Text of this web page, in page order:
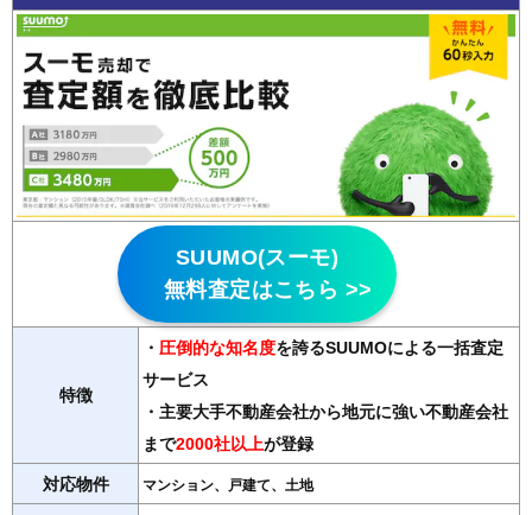
SUUMO(スーモ)
無料査定はこちら >>
特徴
・ 圧倒的な知名度を誇るSUUMOによる一括査定
サービス
・主要大手不動産会社から地元に強い不動産会社
まで2000社以上が登録
対応物件 マンション、戸建て、土地